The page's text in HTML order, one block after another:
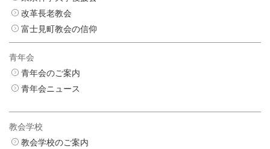
改革長老教会
富士見町教会の信仰
青年会
青年会のご案内
青年会ニュース
教会学校
教会学校のご案内